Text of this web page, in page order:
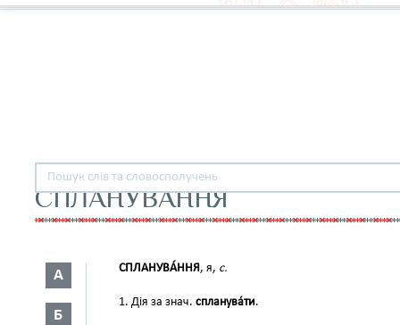
СПЛАНУВАННЯ
А
Б
СПЛАНУВА́ННЯ, я, с.
1. Дія за знач. спланува́ти.